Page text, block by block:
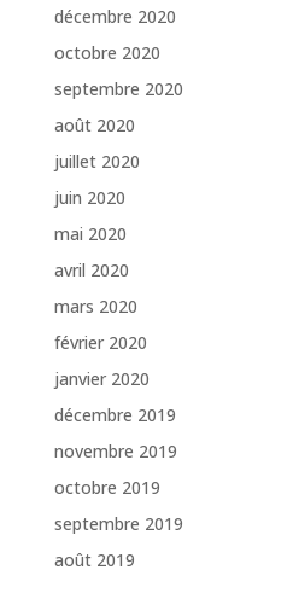
décembre 2020
octobre 2020
septembre 2020
août 2020
juillet 2020
juin 2020
mai 2020
avril 2020
mars 2020
février 2020
janvier 2020
décembre 2019
novembre 2019
octobre 2019
septembre 2019
août 2019